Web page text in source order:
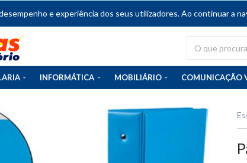
e experiência dos seus utilizadores. Ao continuar a
INFORMÁTICA MOBILIÁRIO COMUNICAÇÃO